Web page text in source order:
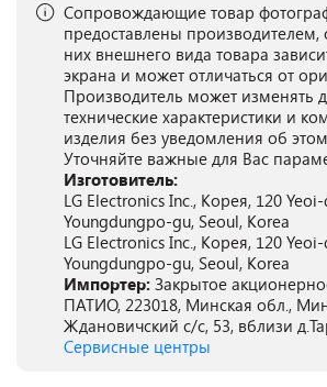
Сопровождающие товар
предоставлены
них внешнего вида товара
экрана и может отличаться от
Производитель может изменять
технические характеристики и
изделия без уведомления об
Уточняйте важные для Вас
Изготовитель:
LG Electronics Inc., Корея, 120
Youngdungpo-gu, Seoul, Korea
LG Electronics Inc., Корея, 120
Youngdungpo-gu, Seoul, Korea
Импортер: Закрытое
ПАТИО, 223018, Минская обл.,
Ждановичский с/с, 53, вблизи
Сервисные центры